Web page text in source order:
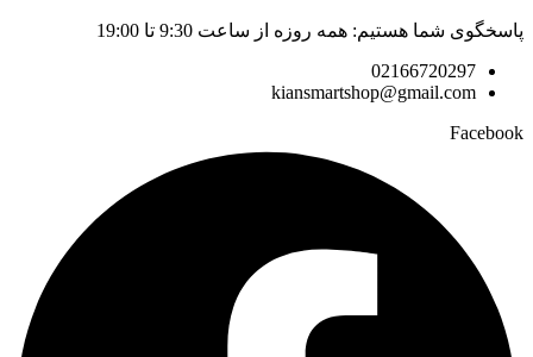
پاسخگوی شما هستیم: همه روزه از ساعت 9:30 تا 19:00
02166720297
kiansmartshop@gmail.com
Facebook